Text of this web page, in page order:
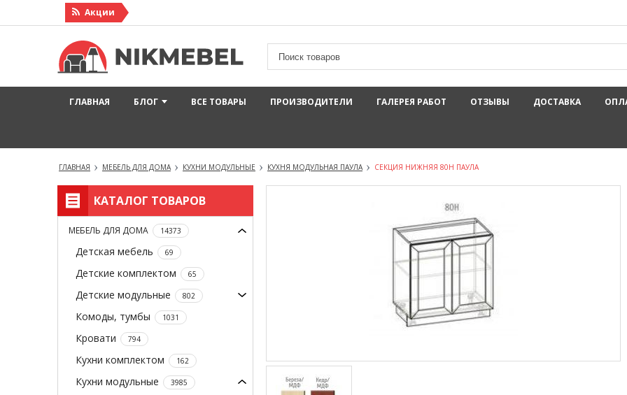
Акции
ГЛАВНАЯ БЛОГ ВСЕ ТОВАРЫ ПРОИЗВОДИТЕЛИ ГАЛЕРЕЯ РАБОТ ОТЗЫВЫ ДОСТАВКА
ГЛАВНАЯ МЕБЕЛЬ ДЛЯ ДОМА КУХНИ МОДУЛЬНЫЕ КУХНЯ МОДУЛЬНАЯ ПАУЛА СЕКЦИЯ НИЖНЯЯ 80Н ПАУЛА
КАТАЛОГ ТОВАРОВ
МЕБЕЛЬ ДЛЯ ДОМА 14373
Детская мебель 69
Детские комплектом 65
Детские модульные 802
Комоды, тумбы 1031
Кровати 794
Кухни комплектом 162
Кухни модульные 3985